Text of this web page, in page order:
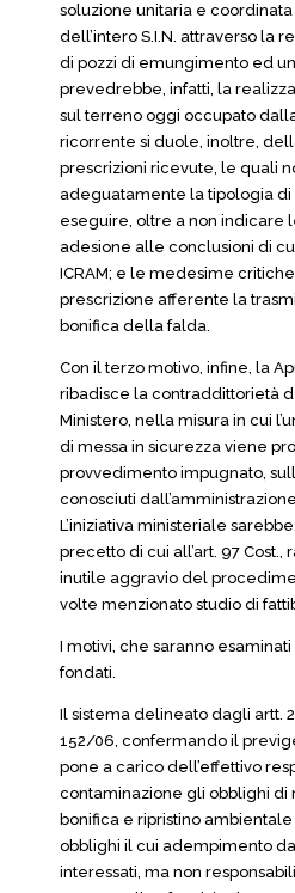
soluzione unitaria e
dell’intero S.I.N. attraverso la
di pozzi di emungimento ed
prevedrebbe, infatti, la
sul terreno oggi occupato
ricorrente si duole, inoltre,
prescrizioni ricevute, le quali
adeguatamente la tipologia di
eseguire, oltre a non indicare
adesione alle conclusioni di
ICRAM; e le medesime
prescrizione afferente la
bonifica della falda.
Con il terzo motivo, infine, la
ribadisce la contraddittorietà
Ministero, nella misura in cui
di messa in sicurezza viene
provvedimento impugnato,
conosciuti
L’iniziativa ministeriale
precetto di cui all’art. 97 Cost.,
inutile aggravio del
volte menzionato studio di
I motivi, che saranno
fondati.
Il sistema delineato dagli artt.
152/06, confermando il
pone a carico dell’effettivo
contaminazione gli obblighi di
bonifica e ripristino ambientale
obblighi il cui adempimento
interessati, ma non